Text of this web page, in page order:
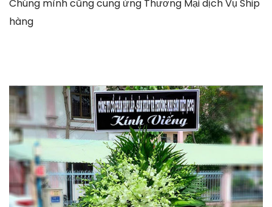
Chúng mình cũng cung ứng Thương Mại dịch Vụ Ship
hàng